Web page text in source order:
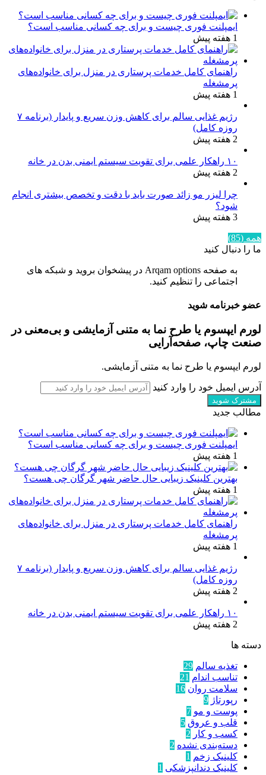
ایمپلنت فوری چیست و برای چه کسانی مناسب است؟
1 هفته پیش
راهنمای کامل خدمات پرستاری در منزل برای خانواده‌های
پرمشغله
1 هفته پیش
رژیم غذایی سالم برای کاهش وزن سریع و پایدار (برنامه ۷
روزه کامل)
2 هفته پیش
۱۰ راهکار علمی برای تقویت سیستم ایمنی بدن در خانه
2 هفته پیش
چرا لیزر مو زائد صورت باید با دقت و تخصص بیشتری انجام
شود؟
3 هفته پیش
همه (85)
ما را دنبال کنید
به صفحه Arqam options در پیشخوان بروید و شبکه های
اجتماعی را تنظیم کنید.
عضو خبرنامه شوید
لورم ایپسوم یا طرح‌ نما به متنی آزمایشی و بی‌معنی در
صنعت چاپ، صفحه‌آرایی
لورم ایپسوم یا طرح‌ نما به متنی آزمایشی.
آدرس ایمیل خود را وارد کنید
مطالب جدید
ایمپلنت فوری چیست و برای چه کسانی مناسب است؟
1 هفته پیش
بهترین کلینیک زیبایی حال حاضر شهر گرگان چی هست؟
1 هفته پیش
راهنمای کامل خدمات پرستاری در منزل برای خانواده‌های
پرمشغله
1 هفته پیش
رژیم غذایی سالم برای کاهش وزن سریع و پایدار (برنامه ۷
روزه کامل)
2 هفته پیش
۱۰ راهکار علمی برای تقویت سیستم ایمنی بدن در خانه
2 هفته پیش
دسته ها
تغذیه سالم 29
تناسب اندام 21
سلامت روان 16
رپورتاژ 9
پوست و مو 7
قلب و عروق 5
کسب و کار 2
دسته‌بندی نشده 2
کلینیک زخم 1
کلینیک دندانپزشکی 1